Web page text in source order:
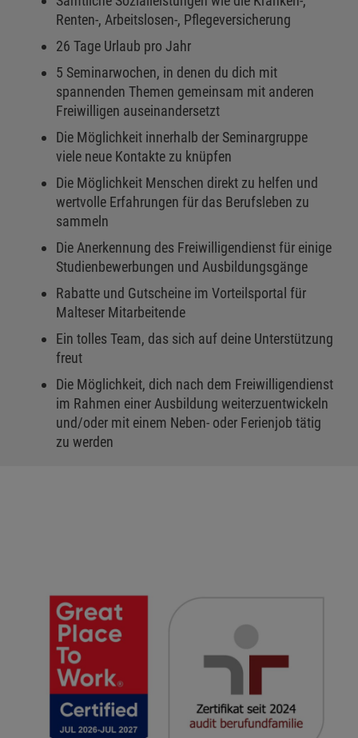
Renten-, Arbeitslosen-, Pflegeversicherung
26 Tage Urlaub pro Jahr
5 Seminarwochen, in denen du dich mit
spannenden Themen gemeinsam mit anderen
Freiwilligen auseinandersetzt
Die Möglichkeit innerhalb der Seminargruppe
viele neue Kontakte zu knüpfen
Die Möglichkeit Menschen direkt zu helfen und
wertvolle Erfahrungen für das Berufsleben zu
sammeln
Die Anerkennung des Freiwilligendienst für einige
Studienbewerbungen und Ausbildungsgänge
Rabatte und Gutscheine im Vorteilsportal für
Malteser Mitarbeitende
Ein tolles Team, das sich auf deine Unterstützung
freut
Die Möglichkeit, dich nach dem Freiwilligendienst
im Rahmen einer Ausbildung weiterzuentwickeln
und/oder mit einem Neben- oder Ferienjob tätig
zu werden